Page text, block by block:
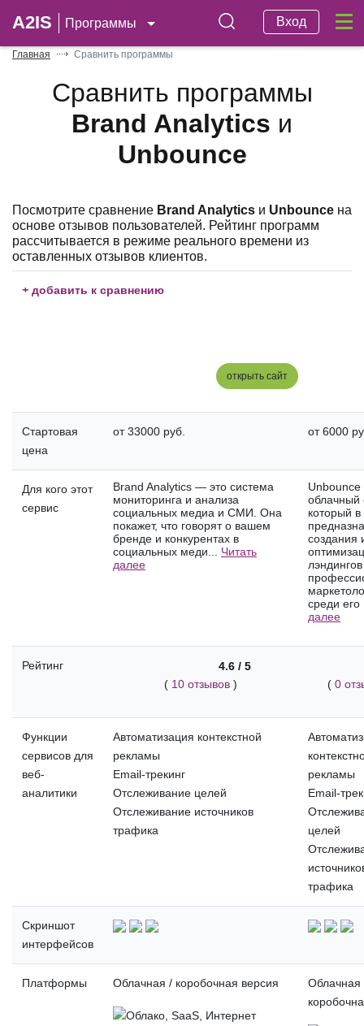
A2IS Программы Вход
Главная Сравнить программы
Сравнить программы
Brand Analytics и
Unbounce
Посмотрите сравнение Brand Analytics и Unbounce на
основе отзывов пользователей. Рейтинг программ
рассчитывается в режиме реального времени из
оставленных отзывов клиентов.
+ добавить к сравнению
открыть сайт
Стартовая
цена
от 33000 руб. от 6000
Для кого этот
сервис
Brand Analytics — это система
мониторинга и анализа
социальных медиа и СМИ. Она
покажет, что говорят о вашем
бренде и конкурентах в
социальных меди... Читать
далее
Unbounce
облачный
который
создания
среди
далее
Рейтинг
4.6 / 5
( 10 отзывов ) ( 0
Функции
сервисов для
веб-
аналитики
Автоматизация контекстной
рекламы
Email-трекинг
Отслеживание целей
Отслеживание источников
трафика
рекламы
Email-
целей
трафика
Скриншот
интерфейсов
Платформы Облачная / коробочная версия
Облачная